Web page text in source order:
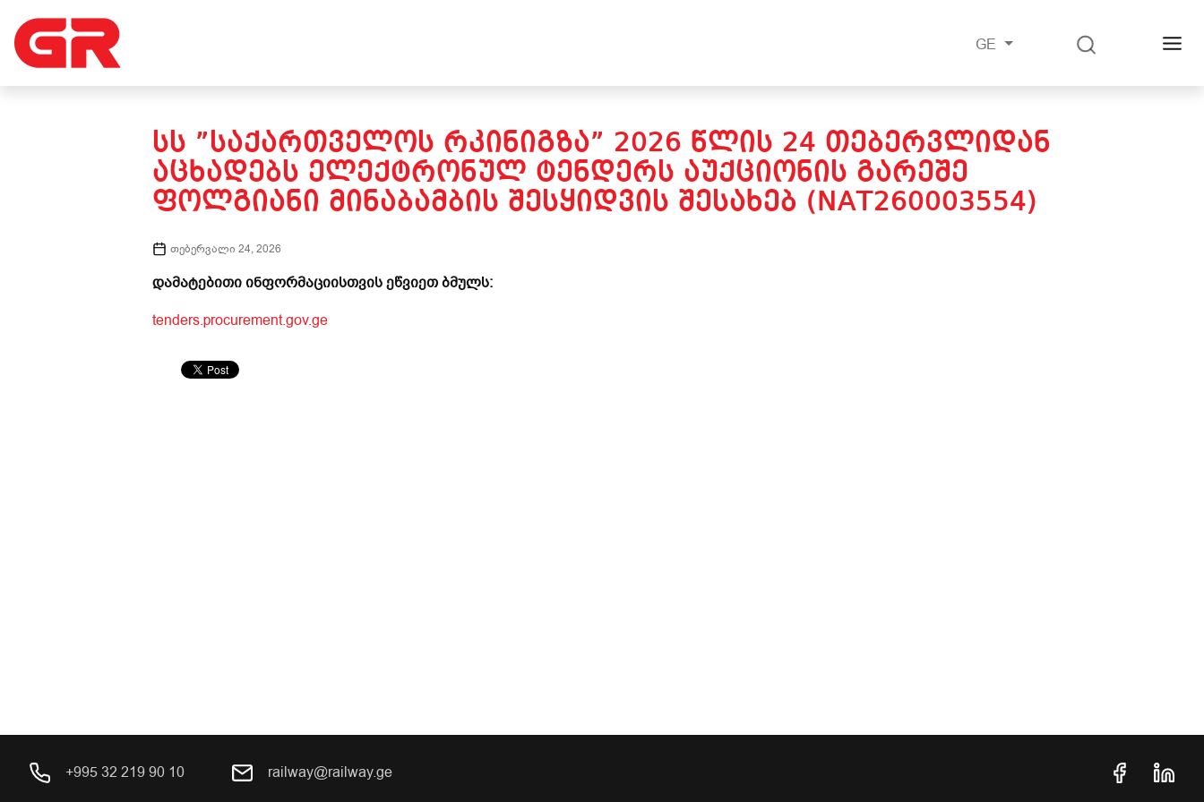
GE
ᲡᲡ ”ᲡᲐᲥᲐᲠᲗᲕᲔᲚᲝᲡ ᲠᲙᲘᲜᲘᲒᲖᲐ” 2026 ᲬᲚᲘᲡ 24 ᲗᲔᲑᲔᲠᲕᲚᲘᲓᲐᲜ
ᲐᲪᲮᲐᲓᲔᲑᲡ ᲔᲚᲔᲥᲢᲠᲝᲜᲣᲚ ᲢᲔᲜᲓᲔᲠᲡ ᲐᲣᲥᲪᲘᲝᲜᲘᲡ ᲒᲐᲠᲔᲨᲔ
ᲤᲝᲚᲒᲘᲐᲜᲘ ᲛᲘᲜᲐᲑᲐᲛᲑᲘᲡ ᲨᲔᲡᲧᲘᲓᲕᲘᲡ ᲨᲔᲡᲐᲮᲔᲑ (NAT260003554)
თებერვალი 24, 2026
დამატებითი ინფორმაციისთვის ეწვიეთ ბმულს:
tenders.procurement.gov.ge
+995 32 219 90 10 railway@railway.ge